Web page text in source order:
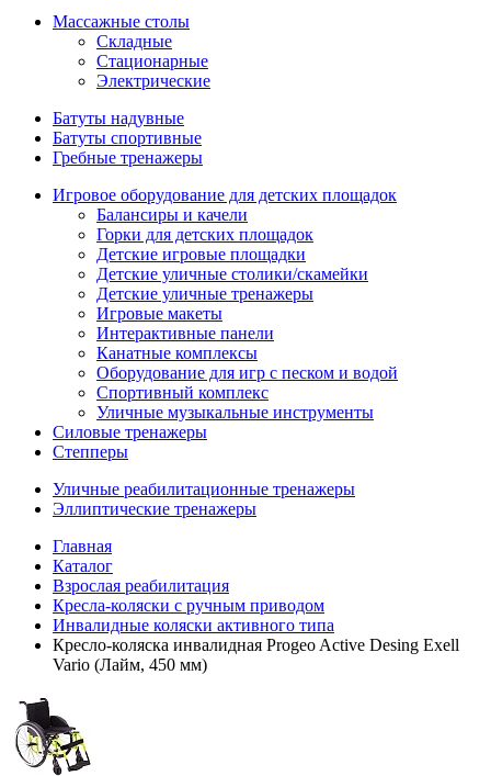
Массажные столы
Складные
Стационарные
Электрические
Батуты надувные
Батуты спортивные
Гребные тренажеры
Игровое оборудование для детских площадок
Балансиры и качели
Горки для детских площадок
Детские игровые площадки
Детские уличные столики/скамейки
Детские уличные тренажеры
Игровые макеты
Интерактивные панели
Канатные комплексы
Оборудование для игр с песком и водой
Спортивный комплекс
Уличные музыкальные инструменты
Силовые тренажеры
Степперы
Уличные реабилитационные тренажеры
Эллиптические тренажеры
Главная
Каталог
Взрослая реабилитация
Кресла-коляски с ручным приводом
Инвалидные коляски активного типа
Кресло-коляска инвалидная Progeo Active Desing Exell
Vario (Лайм, 450 мм)